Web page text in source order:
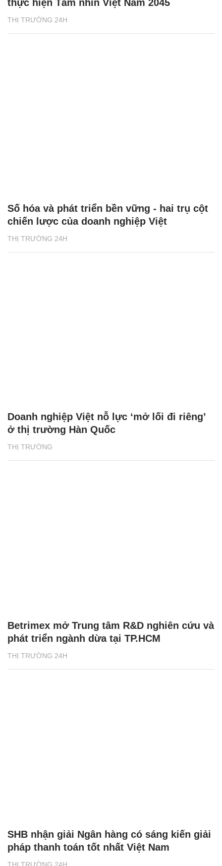
THỊ TRƯỜNG 24H
thực hiện Tầm nhìn Việt Nam 2045
THỊ TRƯỜNG 24H
Số hóa và phát triển bền vững - hai trụ cột
chiến lược của doanh nghiệp Việt
THỊ TRƯỜNG
Doanh nghiệp Việt nỗ lực ‘mở lối đi riêng’
ở thị trường Hàn Quốc
THỊ TRƯỜNG 24H
Betrimex mở Trung tâm R&D nghiên cứu và
phát triển ngành dừa tại TP.HCM
THỊ TRƯỜNG 24H
SHB nhận giải Ngân hàng có sáng kiến giải
pháp thanh toán tốt nhất Việt Nam